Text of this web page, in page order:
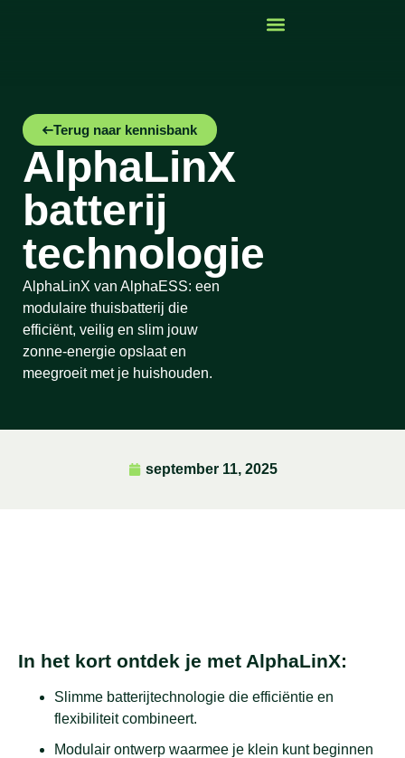
Terug naar kennisbank
AlphaLinX
batterij
technologie
AlphaLinX van AlphaESS: een
modulaire thuisbatterij die
efficiënt, veilig en slim jouw
zonne-energie opslaat en
meegroeit met je huishouden.
september 11, 2025
In het kort ontdek je met AlphaLinX:
Slimme batterijtechnologie die efficiëntie en
flexibiliteit combineert.
Modulair ontwerp waarmee je klein kunt beginnen